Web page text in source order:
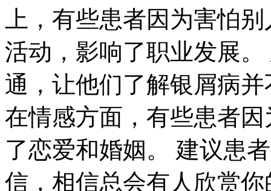
上，有些患者因为害怕
活动，影响了职业发展
通，让他们了解银屑病
在情感方面，有些患者
了恋爱和婚姻。 建议患
信，相信总会有人欣赏